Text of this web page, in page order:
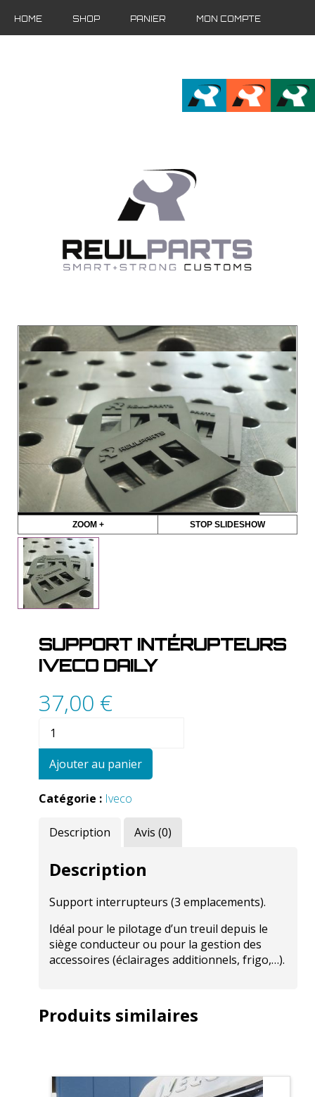
HOME SHOP PANIER MON COMPTE
ZOOM + STOP SLIDESHOW
SUPPORT INTÉRUPTEURS
IVECO DAILY
37,00 €
intérupteurs
DAILY
Ajouter au panier
Catégorie : Iveco
Description Avis (0)
Description
Support interrupteurs (3 emplacements).
Idéal pour le pilotage d’un treuil depuis le
siège conducteur ou pour la gestion des
accessoires (éclairages additionnels, frigo,…).
Produits similaires